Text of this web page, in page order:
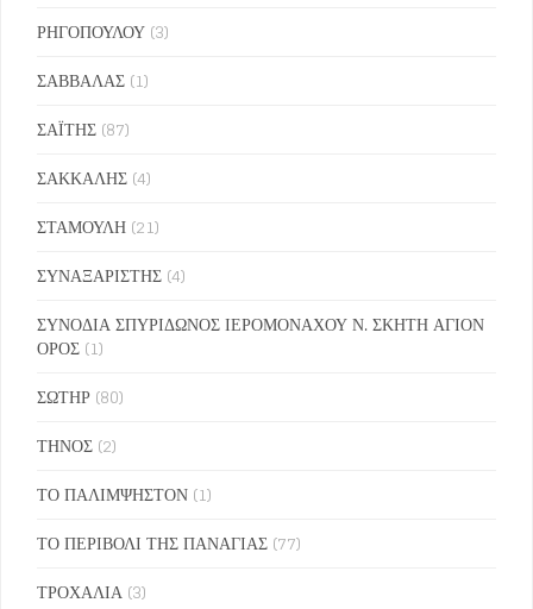
ΡΗΓΟΠΟΥΛΟΥ (3)
ΣΑΒΒΑΛΑΣ (1)
ΣΑΪΤΗΣ (87)
ΣΑΚΚΑΛΗΣ (4)
ΣΤΑΜΟΥΛΗ (21)
ΣΥΝΑΞΑΡΙΣΤΗΣ (4)
ΣΥΝΟΔΙΑ ΣΠΥΡΙΔΩΝΟΣ ΙΕΡΟΜΟΝΑΧΟΥ Ν. ΣΚΗΤΗ ΑΓΙΟΝ
ΟΡΟΣ (1)
ΣΩΤΗΡ (80)
ΤΗΝΟΣ (2)
ΤΟ ΠΑΛΙΜΨΗΣΤΟΝ (1)
ΤΟ ΠΕΡΙΒΟΛΙ ΤΗΣ ΠΑΝΑΓΙΑΣ (77)
ΤΡΟΧΑΛΙΑ (3)